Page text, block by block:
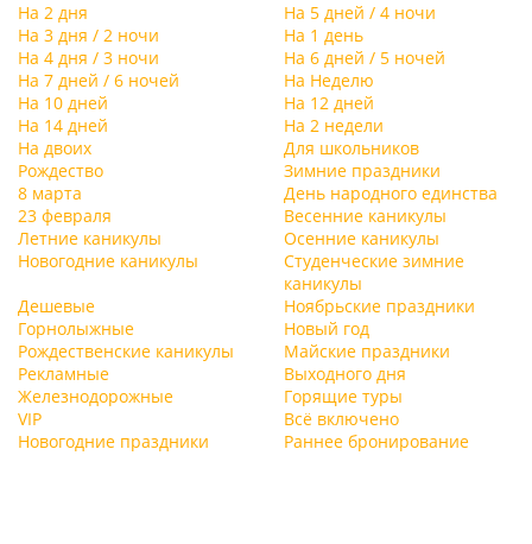
На 2 дня
На 5 дней / 4 ночи
На 3 дня / 2 ночи
На 1 день
На 4 дня / 3 ночи
На 6 дней / 5 ночей
На 7 дней / 6 ночей
На Неделю
На 10 дней
На 12 дней
На 14 дней
На 2 недели
На двоих
Для школьников
Рождество
Зимние праздники
8 марта
День народного единства
23 февраля
Весенние каникулы
Летние каникулы
Осенние каникулы
Новогодние каникулы
Студенческие зимние
каникулы
Дешевые
Ноябрьские праздники
Горнолыжные
Новый год
Рождественские каникулы
Майские праздники
Рекламные
Выходного дня
Железнодорожные
Горящие туры
VIP
Всё включено
Новогодние праздники
Раннее бронирование